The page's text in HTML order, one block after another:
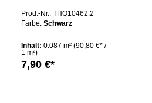
Marmoroptik
Schwarz
Prod.-Nr.: THO10462.2
Farbe: Schwarz
Inhalt: 0.087 m² (90,80 €* /
1 m²)
7,90 €*